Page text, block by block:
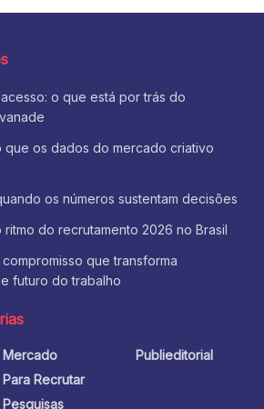
o que está por trás do
que os dados do mercado criativo
os números sustentam decisões
do recrutamento 2026 no Brasil
que transforma
futuro do trabalho
Mercado
Para Recrutar
Pesquisas
Publieditorial